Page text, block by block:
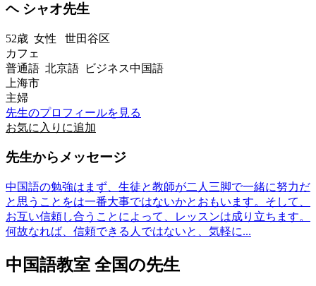
ヘ シャオ先生
52歳 女性 世田谷区
カフェ
普通語 北京語 ビジネス中国語
上海市
主婦
先生のプロフィールを見る
お気に入りに追加
先生からメッセージ
中国語の勉強はまず、生徒と教師が二人三脚で一緒に努力だ
と思うことをは一番大事ではないかとおもいます。そして、
お互い信頼し合うことによって、レッスンは成り立ちます。
何故なれば、信頼できる人ではないと、気軽に...
中国語教室 全国の先生